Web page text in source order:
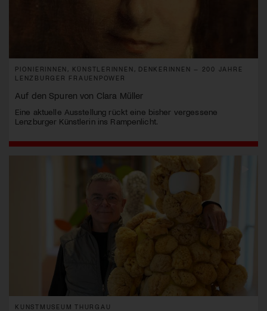
PIONIERINNEN, KÜNSTLERINNEN, DENKERINNEN – 200 JAHRE
LENZBURGER FRAUENPOWER
Auf den Spuren von Clara Müller
Eine aktuelle Ausstellung rückt eine bisher vergessene
Lenzburger Künstlerin ins Rampenlicht.
KUNSTMUSEUM THURGAU